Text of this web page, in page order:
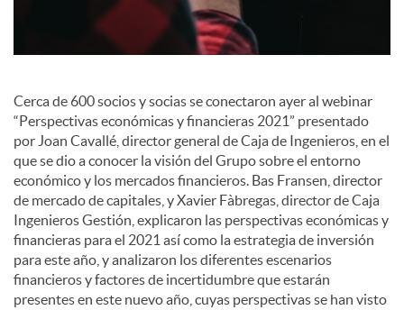
s
Cerca de 600 socios y socias se conectaron ayer al webinar
“Perspectivas económicas y financieras 2021” presentado
por Joan Cavallé, director general de Caja de Ingenieros, en el
que se dio a conocer la visión del Grupo sobre el entorno
económico y los mercados financieros. Bas Fransen, director
de mercado de capitales, y Xavier Fàbregas, director de Caja
Ingenieros Gestión, explicaron las perspectivas económicas y
financieras para el 2021 así como la estrategia de inversión
para este año, y analizaron los diferentes escenarios
financieros y factores de incertidumbre que estarán
presentes en este nuevo año, cuyas perspectivas se han visto